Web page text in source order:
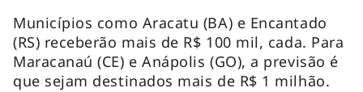
Municípios como Aracatu (BA) e Encantado
(RS) receberão mais de R$ 100 mil, cada. Para
Maracanaú (CE) e Anápolis (GO), a previsão é
que sejam destinados mais de R$ 1 milhão.